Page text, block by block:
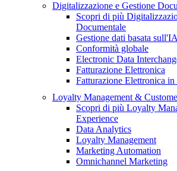
Digitalizzazione e Gestione
Scopri di più
Documentale
Gestione dati basata sull'IA
Conformità globale
Electronic Data
Fatturazione Elettronica
Fatturazione Elettronica in
Loyalty Management &
Scopri di più Loyalty
Experience
Data Analytics
Loyalty Management
Marketing Automation
Omnichannel Marketing